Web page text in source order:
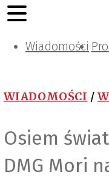
Wiadomości
Projektowanie
Zarządzanie i IT
Tematy
WIADOMOŚCI /
Osiem
DMG Mori